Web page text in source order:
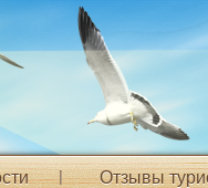
Отзывы